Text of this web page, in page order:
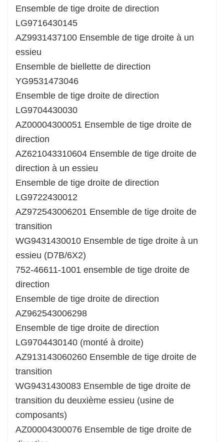
Ensemble de tige droite de direction
LG9716430145
AZ9931437100 Ensemble de tige droite à un
essieu
Ensemble de biellette de direction
YG9531473046
Ensemble de tige droite de direction
LG9704430030
AZ00004300051 Ensemble de tige droite de
direction
AZ621043310604 Ensemble de tige droite de
direction à un essieu
Ensemble de tige droite de direction
LG9722430012
AZ972543006201 Ensemble de tige droite de
transition
WG9431430010 Ensemble de tige droite à un
essieu (D7B/6X2)
752-46611-1001 ensemble de tige droite de
direction
Ensemble de tige droite de direction
AZ962543006298
Ensemble de tige droite de direction
LG9704430140 (monté à droite)
AZ913143060260 Ensemble de tige droite de
transition
WG9431430083 Ensemble de tige droite de
transition du deuxième essieu (usine de
composants)
AZ00004300076 Ensemble de tige droite de